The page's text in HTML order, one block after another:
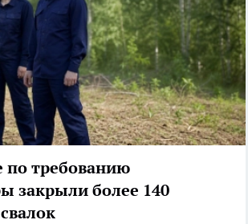
по требованию
закрыли более 140